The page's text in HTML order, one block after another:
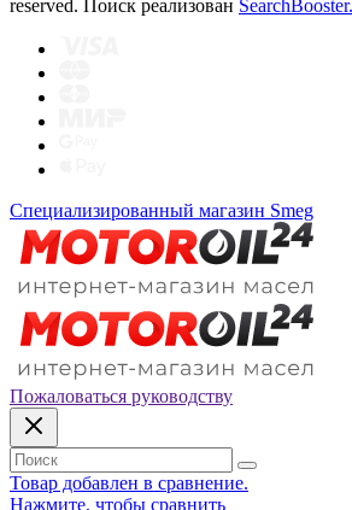
reserved. Поиск реализован
Специализированный магазин Smeg
Пожаловаться руководству
Товар добавлен в сравнение.
Нажмите, чтобы сравнить